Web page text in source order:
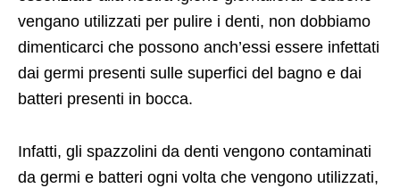
vengano utilizzati per pulire i denti, non dobbiamo
dimenticarci che possono anch’essi essere infettati
dai germi presenti sulle superfici del bagno e dai
batteri presenti in bocca.
Infatti, gli spazzolini da denti vengono contaminati
da germi e batteri ogni volta che vengono utilizzati,